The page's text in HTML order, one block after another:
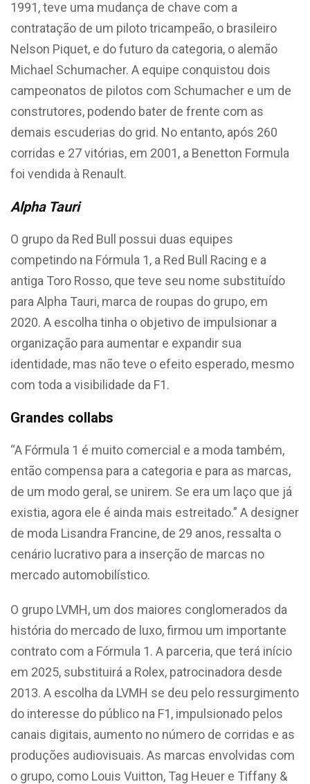
1991, teve uma mudança de chave com a
contratação de um piloto tricampeão, o brasileiro
Nelson Piquet, e do futuro da categoria, o alemão
Michael Schumacher. A equipe conquistou dois
campeonatos de pilotos com Schumacher e um de
construtores, podendo bater de frente com as
demais escuderias do grid. No entanto, após 260
corridas e 27 vitórias, em 2001, a Benetton Formula
foi vendida à Renault.
Alpha Tauri
O grupo da Red Bull possui duas equipes
competindo na Fórmula 1, a Red Bull Racing e a
antiga Toro Rosso, que teve seu nome substituído
para Alpha Tauri, marca de roupas do grupo, em
2020. A escolha tinha o objetivo de impulsionar a
organização para aumentar e expandir sua
identidade, mas não teve o efeito esperado, mesmo
com toda a visibilidade da F1.
Grandes collabs
“A Fórmula 1 é muito comercial e a moda também,
então compensa para a categoria e para as marcas,
de um modo geral, se unirem. Se era um laço que já
existia, agora ele é ainda mais estreitado.” A designer
de moda Lisandra Francine, de 29 anos, ressalta o
cenário lucrativo para a inserção de marcas no
mercado automobilístico.
O grupo LVMH, um dos maiores conglomerados da
história do mercado de luxo, firmou um importante
contrato com a Fórmula 1. A parceria, que terá início
em 2025, substituirá a Rolex, patrocinadora desde
2013. A escolha da LVMH se deu pelo ressurgimento
do interesse do público na F1, impulsionado pelos
canais digitais, aumento no número de corridas e as
produções audiovisuais. As marcas envolvidas com
o grupo, como Louis Vuitton, Tag Heuer e Tiffany &